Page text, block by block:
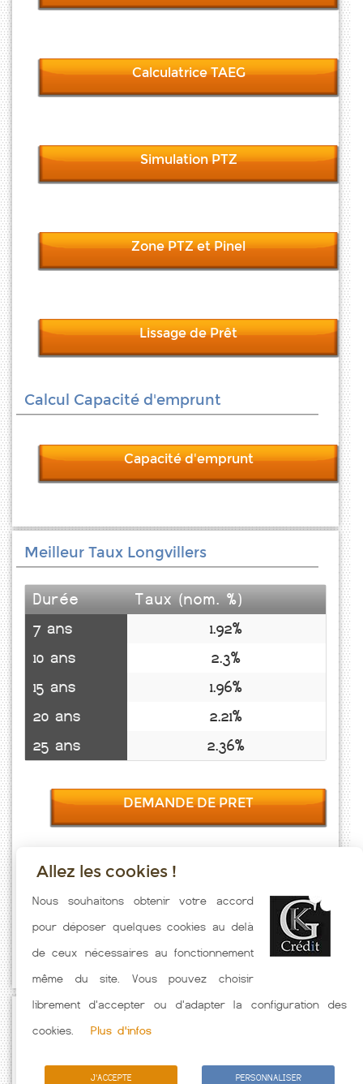
Calculatrice TAEG
Simulation PTZ
Zone PTZ et Pinel
Lissage de Prêt
Calcul Capacité d'emprunt
Capacité d'emprunt
Meilleur Taux Longvillers
Durée
Taux (nom. %)
7 ans
1.92%
10 ans
2.3%
15 ans
1.96%
20 ans
2.21%
25 ans
2.36%
DEMANDE DE PRET
Taux emprunt actualisés (Longvillers) toutes les semaines. Taux
Immobilier pratiqués par nos partenaires bancaires. Meilleur Taux
hors assurance. Taux crédit immobilier indicatif fonction des
caractéristiques de l'emprunteur.
Allez les cookies !
Nous souhaitons obtenir votre accord
pour déposer quelques cookies au delà
de ceux nécessaires au fonctionnement
même du site. Vous pouvez choisir
librement d'accepter ou d'adapter la configuration des
cookies.
Plus d'infos
J'ACCEPTE PERSONNALISER